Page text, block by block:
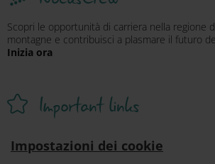
Scopri le opportunità di carriera nella regione
montagne e contribuisci a plasmare il futuro
Inizia ora
Important links
Impostazioni dei cookie